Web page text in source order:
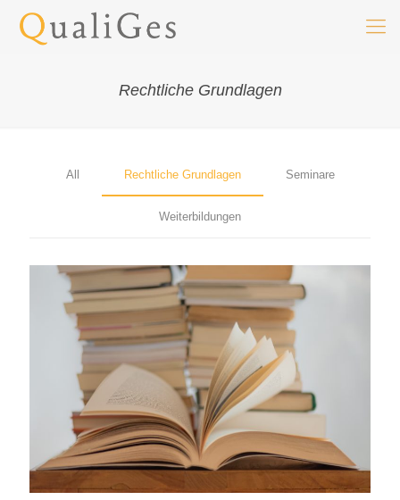
Rechtliche Grundlagen
All Rechtliche Grundlagen Seminare
Weiterbildungen